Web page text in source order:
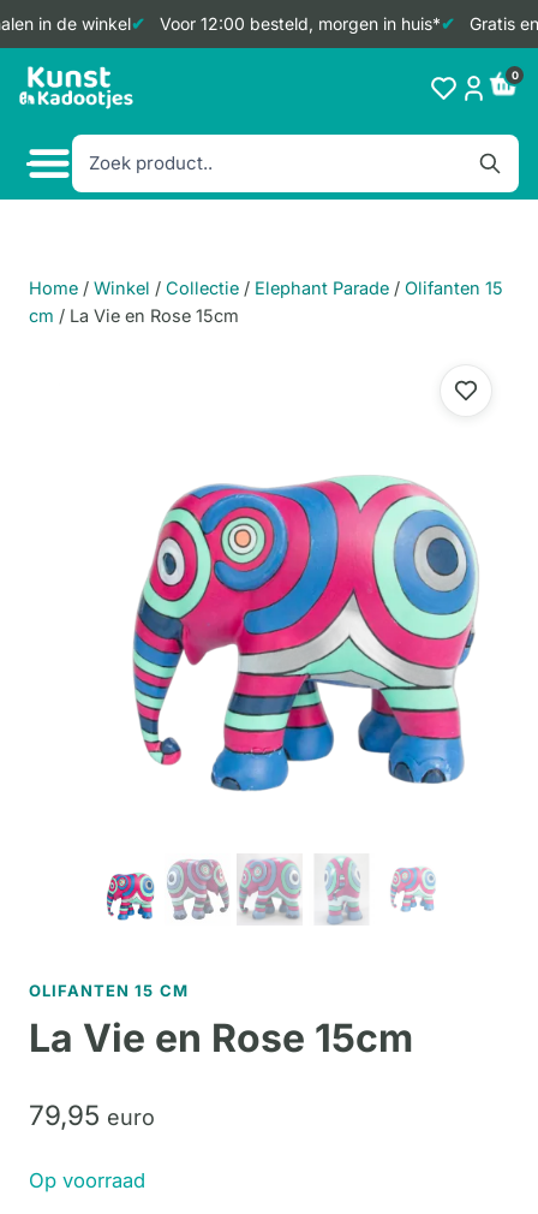
in de winkel Voor 12:00 besteld, morgen in huis* Gratis
Doorgaan
naar
0
Home / Winkel / Collectie / Elephant Parade / Olifanten 15
cm / La Vie en Rose 15cm
OLIFANTEN 15 CM
La Vie en Rose 15cm
79,95 euro
Op voorraad